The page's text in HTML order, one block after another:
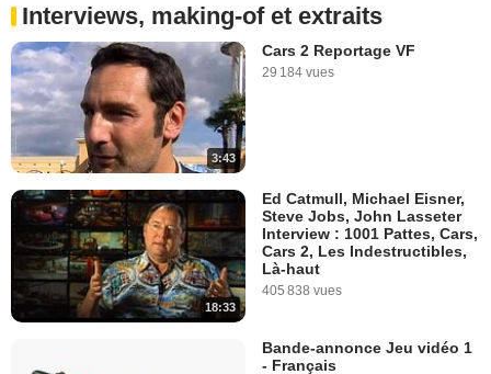
Interviews, making-of et extraits
3:43
Cars 2 Reportage VF
29 184 vues
18:33
Ed Catmull, Michael Eisner,
Steve Jobs, John Lasseter
Interview : 1001 Pattes, Cars,
Cars 2, Les Indestructibles,
Là-haut
405 838 vues
Bande-annonce Jeu vidéo 1
- Français